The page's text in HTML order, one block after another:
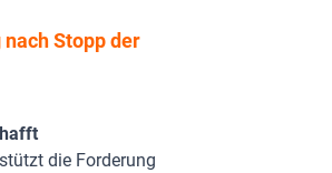
Stopp der
die Forderung